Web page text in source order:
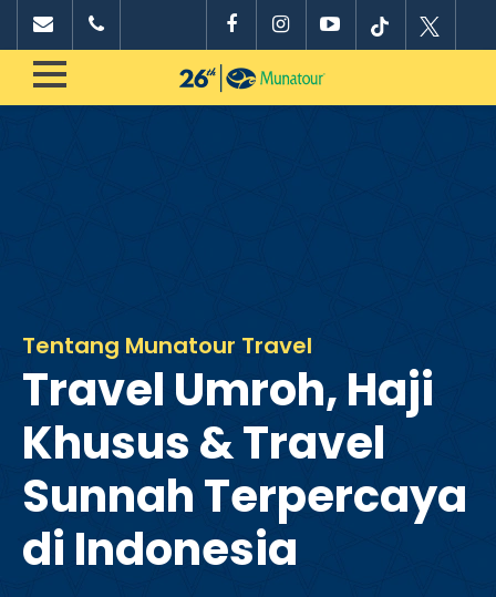
Tentang Munatour Travel
Travel Umroh, Haji
Khusus & Travel
Sunnah Terpercaya
di Indonesia